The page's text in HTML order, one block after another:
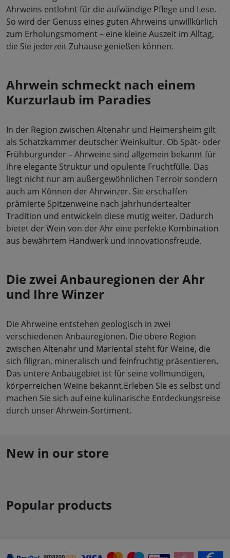
Ahrweins entlohnt für die aufwändige Pflege und Lese.
So wird der Genuss eines guten Ahrweins unwillkürlich
zum Erholungsmoment – eine kleine Auszeit im Alltag,
die Sie jederzeit Zuhause genießen können.
Ahrwein schmeckt nach einem
Kurzurlaub im Paradies
In der Region zwischen Altenahr und Heimersheim gilt
als Schatzkammer deutscher Weinkultur. Ob Spät- oder
Frühburgunder – Ahrweine sind allgemein bekannt für
ihre elegante Struktur und opulente Fruchtfülle. Das
liegt nicht nur am außergewöhnlichen Terroir sondern
auch am Können der Ahrwinzer. Sie erschaffen
prämierte Spitzenweine nach jahrhundertealter
Tradition und entwickeln diese mutig weiter. Dadurch
bietet der Wein von der Ahr eine perfekte Kombination
aus bewährtem Handwerk und Innovationsfreude.
Die zwei Anbauregionen der Ahr
und Ihre Winzer
Die Ahrweine entstehen geologisch in zwei
verschiedenen Anbauregionen. Die obere Region
zwischen Altenahr und Mariental steht für Weine, die
sich filigran, mineralisch und feinfruchtig präsentieren.
Das untere Anbaugebiet ist für seine vollmundigen,
körperreichen Weine bekannt.Erleben Sie es selbst und
machen Sie sich auf eine kulinarische Entdeckungsreise
durch unser Ahrwein-Sortiment.
New in our store
Popular products